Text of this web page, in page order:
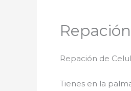
Repación de
Tienes en la